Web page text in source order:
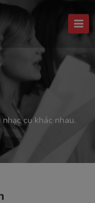
cụ khác nhau.